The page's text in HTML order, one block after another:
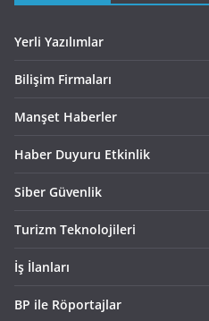
Yerli Yazılımlar
Bilişim Firmaları
Manşet Haberler
Haber Duyuru Etkinlik
Siber Güvenlik
Turizm Teknolojileri
İş İlanları
BP ile Röportajlar